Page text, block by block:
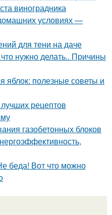
виноградника
условиях —
для тени на даче
нужно делать.. Причины
яблок: полезные советы и
рецептов
газобетонных блоков
беда! Вот что можно